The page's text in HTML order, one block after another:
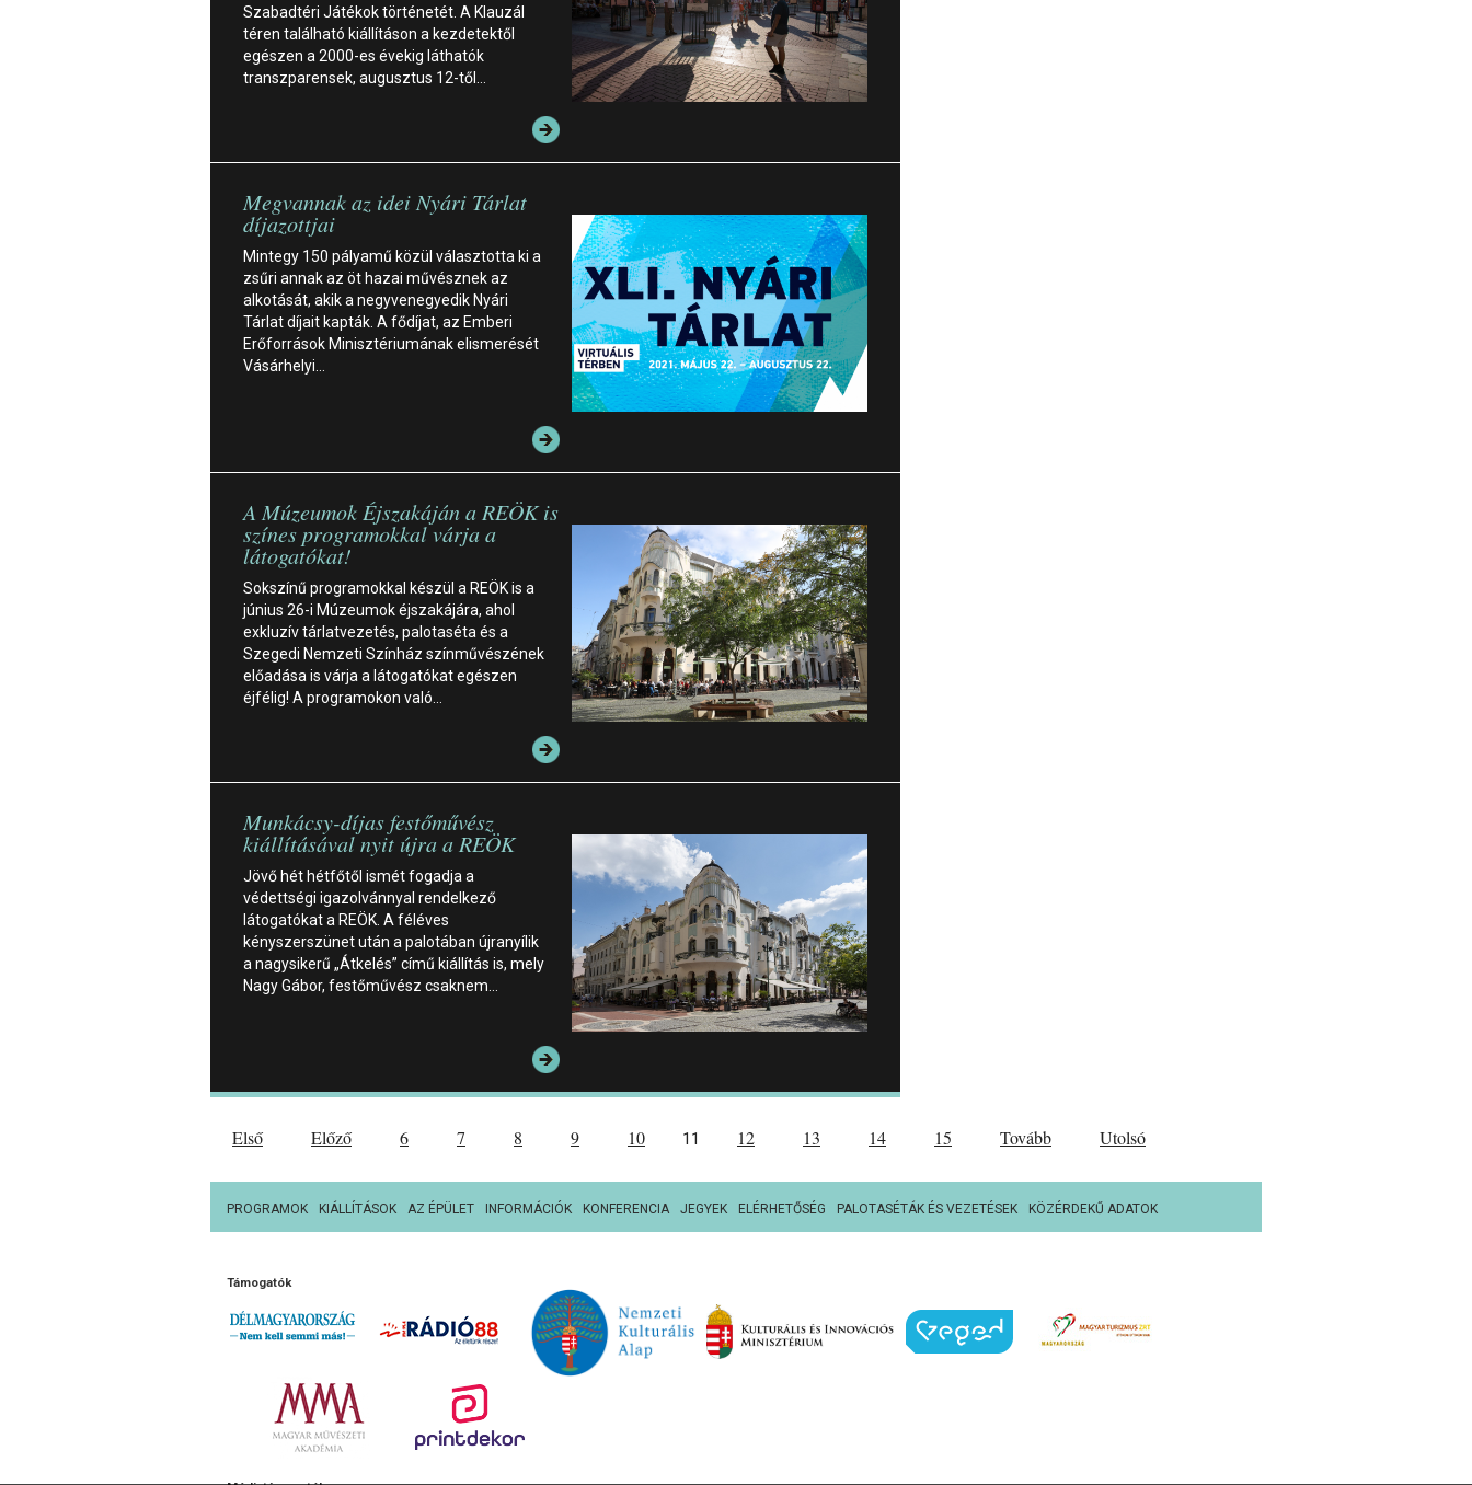
Szabadtéri Játékok történetét. A Klauzál
téren található kiállításon a kezdetektől
egészen a 2000-es évekig láthatók
transzparensek, augusztus 12-től…
Megvannak az idei Nyári Tárlat
díjazottjai
Mintegy 150 pályamű közül választotta ki a
zsűri annak az öt hazai művésznek az
alkotását, akik a negyvenegyedik Nyári
Tárlat díjait kapták. A fődíjat, az Emberi
Erőforrások Minisztériumának elismerését
Vásárhelyi…
A Múzeumok Éjszakáján a REÖK is
színes programokkal várja a
látogatókat!
Sokszínű programokkal készül a REÖK is a
június 26-i Múzeumok éjszakájára, ahol
exkluzív tárlatvezetés, palotaséta és a
Szegedi Nemzeti Színház színművészének
előadása is várja a látogatókat egészen
éjfélig! A programokon való…
Munkácsy-díjas festőművész
kiállításával nyit újra a REÖK
Jövő hét hétfőtől ismét fogadja a
védettségi igazolvánnyal rendelkező
látogatókat a REÖK. A féléves
kényszerszünet után a palotában újranyílik
a nagysikerű „Átkelés” című kiállítás is, mely
Nagy Gábor, festőművész csaknem…
Első Előző 6 7 8 9 10 11 12 13 14 15 Tovább Utolsó
PROGRAMOK KIÁLLÍTÁSOK AZ ÉPÜLET INFORMÁCIÓK KONFERENCIA JEGYEK ELÉRHETŐSÉG PALOTASÉTÁK ÉS VEZETÉSEK KÖZÉRDEKŰ ADATOK
Támogatók